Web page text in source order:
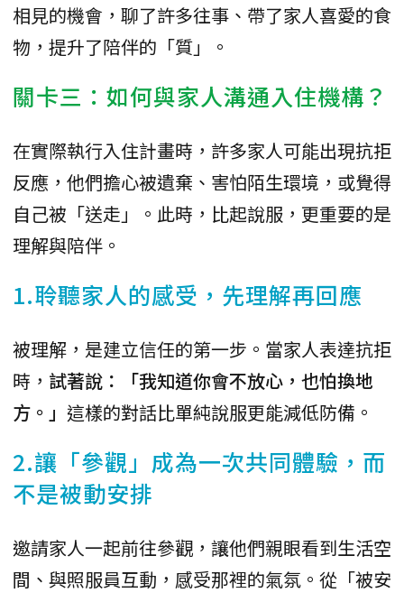
相見的機會，聊了許多往事、帶了家人喜愛的食
物，提升了陪伴的「質」。
關卡三：如何與家人溝通入住機構？
在實際執行入住計畫時，許多家人可能出現抗拒
反應，他們擔心被遺棄、害怕陌生環境，或覺得
自己被「送走」。此時，比起說服，更重要的是
理解與陪伴。
1.聆聽家人的感受，先理解再回應
被理解，是建立信任的第一步。當家人表達抗拒
時， 試著說：「我知道你會不放心，也怕換地
方。」 這樣的對話比單純說服更能減低防備。
2.讓「參觀」成為一次共同體驗，而
不是被動安排
邀請家人一起前往參觀，讓他們親眼看到生活空
間、與照服員互動，感受那裡的氣氛。從「被安